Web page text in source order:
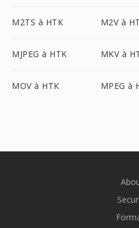
M2TS à HTK M2V à
MJPEG à HTK MKV à
MOV à HTK MPEG à